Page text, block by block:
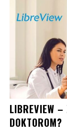
LIBREVIEW –
DOKTOROM?